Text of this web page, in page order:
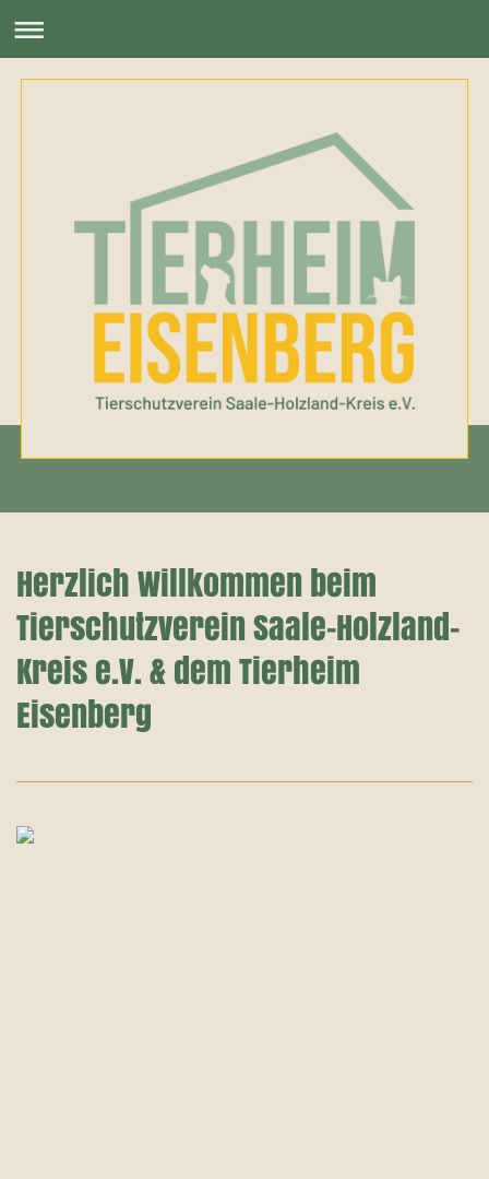
Herzlich Willkommen beim
Tierschutzverein Saale-Holzland-
Kreis e.V. & dem Tierheim
Eisenberg